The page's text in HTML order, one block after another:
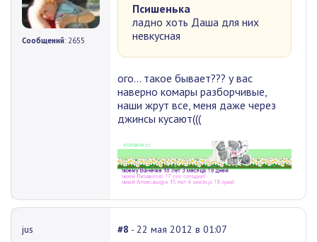
Сообщений: 2655
Псишенька
ладно хоть Даша для них
невкусная
ого... такое бывает??? у вас
наверно комары разборчивые,
наши жрут все, меня даже через
джинсы кусают(((
jus #8 - 22 мая 2012 в 01:07